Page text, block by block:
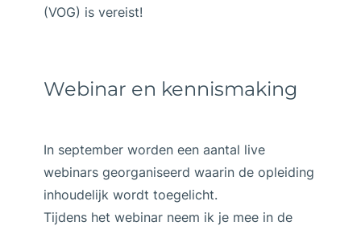
(VOG) is vereist!
Webinar en kennismaking
In september worden een aantal live
webinars georganiseerd waarin de opleiding
inhoudelijk wordt toegelicht.
Tijdens het webinar neem ik je mee in de